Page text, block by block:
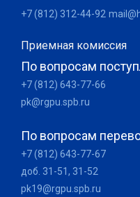
+7 (812) 312-44-92
Приемная комиссия
По вопросам
+7 (812) 643-77-66
pk@rgpu.spb.ru
По вопросам
+7 (812) 643-77-67
доб. 31-51, 31-52
pk19@rgpu.spb.ru